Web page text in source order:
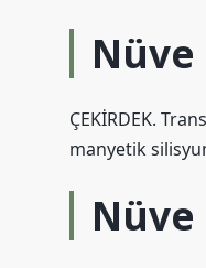
Nüve
ÇEKİRDEK.
manyetik